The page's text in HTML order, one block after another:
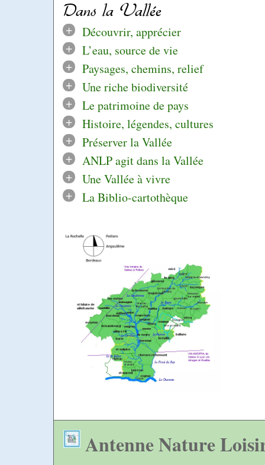
Dans la Vallée
+
Découvrir, apprécier
+
L’eau, source de vie
+
Paysages, chemins, relief
+
Une riche biodiversité
+
Le patrimoine de pays
+
Histoire, légendes, cultures
+
Préserver la Vallée
+
ANLP agit dans la Vallée
+
Une Vallée à vivre
+
La Biblio-cartothèque
Antenne Nature